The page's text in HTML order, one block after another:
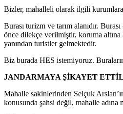
Bizler, mahalleli olarak ilgili kurumlara
Burası turizm ve tarım alanıdır.
önce dilekçe verilmiştir, koruma
yanından turistler gelmektedir.
Biz burada HES istemiyoruz.
JANDARMAYA ŞİKAYET
Mahalle sakinlerinden Selçuk
konusunda şahsi değil, mahalle adına